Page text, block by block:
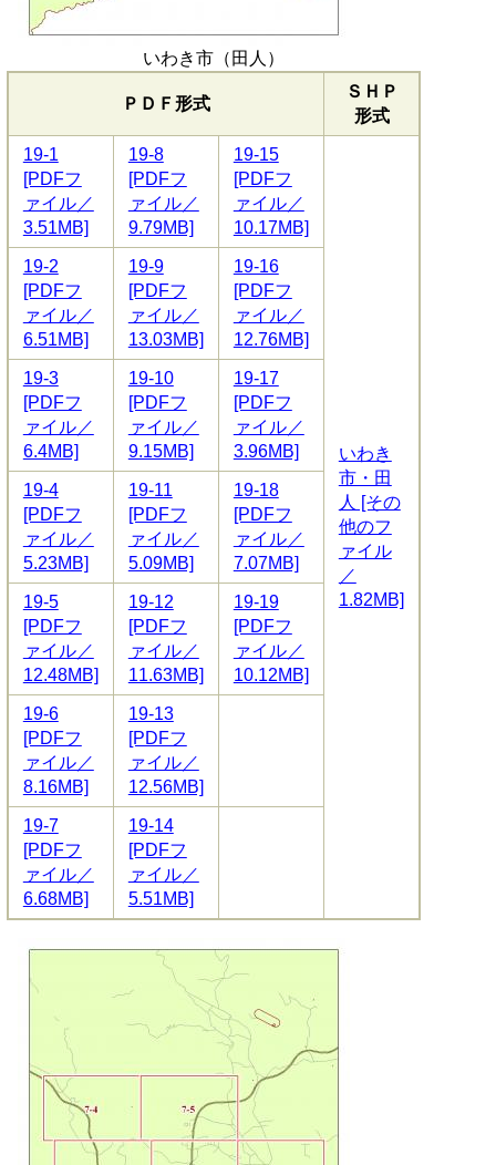
いわき市（田人）
ＰＤＦ形式
ＳＨＰ
形式
19-1
[PDFフ
ァイル／
3.51MB]
19-8
[PDFフ
ァイル／
9.79MB]
19-15
[PDFフ
ァイル／
10.17MB]
いわき
市・田
人 [その
他のフ
ァイル
／
1.82MB]
19-2
[PDFフ
ァイル／
6.51MB]
19-9
[PDFフ
ァイル／
13.03MB]
19-16
[PDFフ
ァイル／
12.76MB]
19-3
[PDFフ
ァイル／
6.4MB]
19-10
[PDFフ
ァイル／
9.15MB]
19-17
[PDFフ
ァイル／
3.96MB]
19-4
[PDFフ
ァイル／
5.23MB]
19-11
[PDFフ
ァイル／
5.09MB]
19-18
[PDFフ
ァイル／
7.07MB]
19-5
[PDFフ
ァイル／
12.48MB]
19-12
[PDFフ
ァイル／
11.63MB]
19-19
[PDFフ
ァイル／
10.12MB]
19-6
[PDFフ
ァイル／
8.16MB]
19-13
[PDFフ
ァイル／
12.56MB]
19-7
[PDFフ
ァイル／
6.68MB]
19-14
[PDFフ
ァイル／
5.51MB]